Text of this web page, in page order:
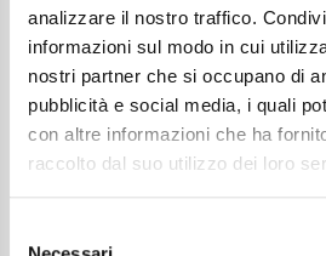
analizzare il nostro traffico.
informazioni sul modo in cui
nostri partner che si occupano di
pubblicità e social media, i quali
con altre informazioni che ha
raccolto dal suo utilizzo dei loro